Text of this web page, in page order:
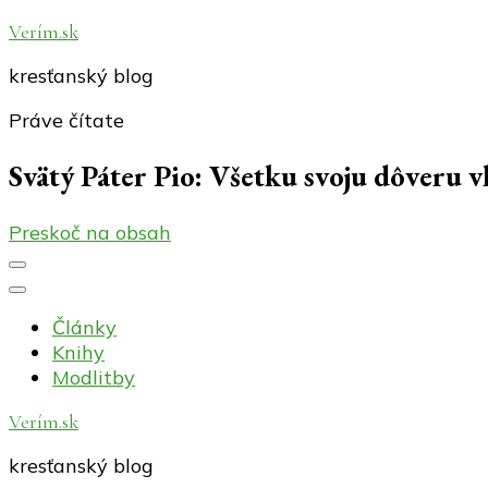
Verím.sk
kresťanský blog
Práve čítate
Svätý Páter Pio: Všetku svoju dôveru
Preskoč na obsah
Články
Knihy
Modlitby
Verím.sk
kresťanský blog